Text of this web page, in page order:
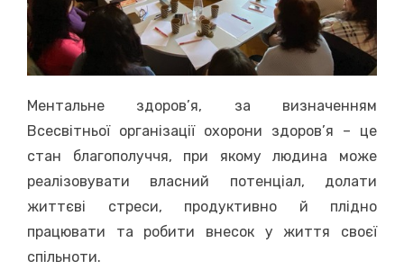
Ментальне здоров’я, за визначенням
Всесвітньої організації охорони здоров’я – це
стан благополуччя, при якому людина може
реалізовувати власний потенціал, долати
життєві стреси, продуктивно й плідно
працювати та робити внесок у життя своєї
спільноти.